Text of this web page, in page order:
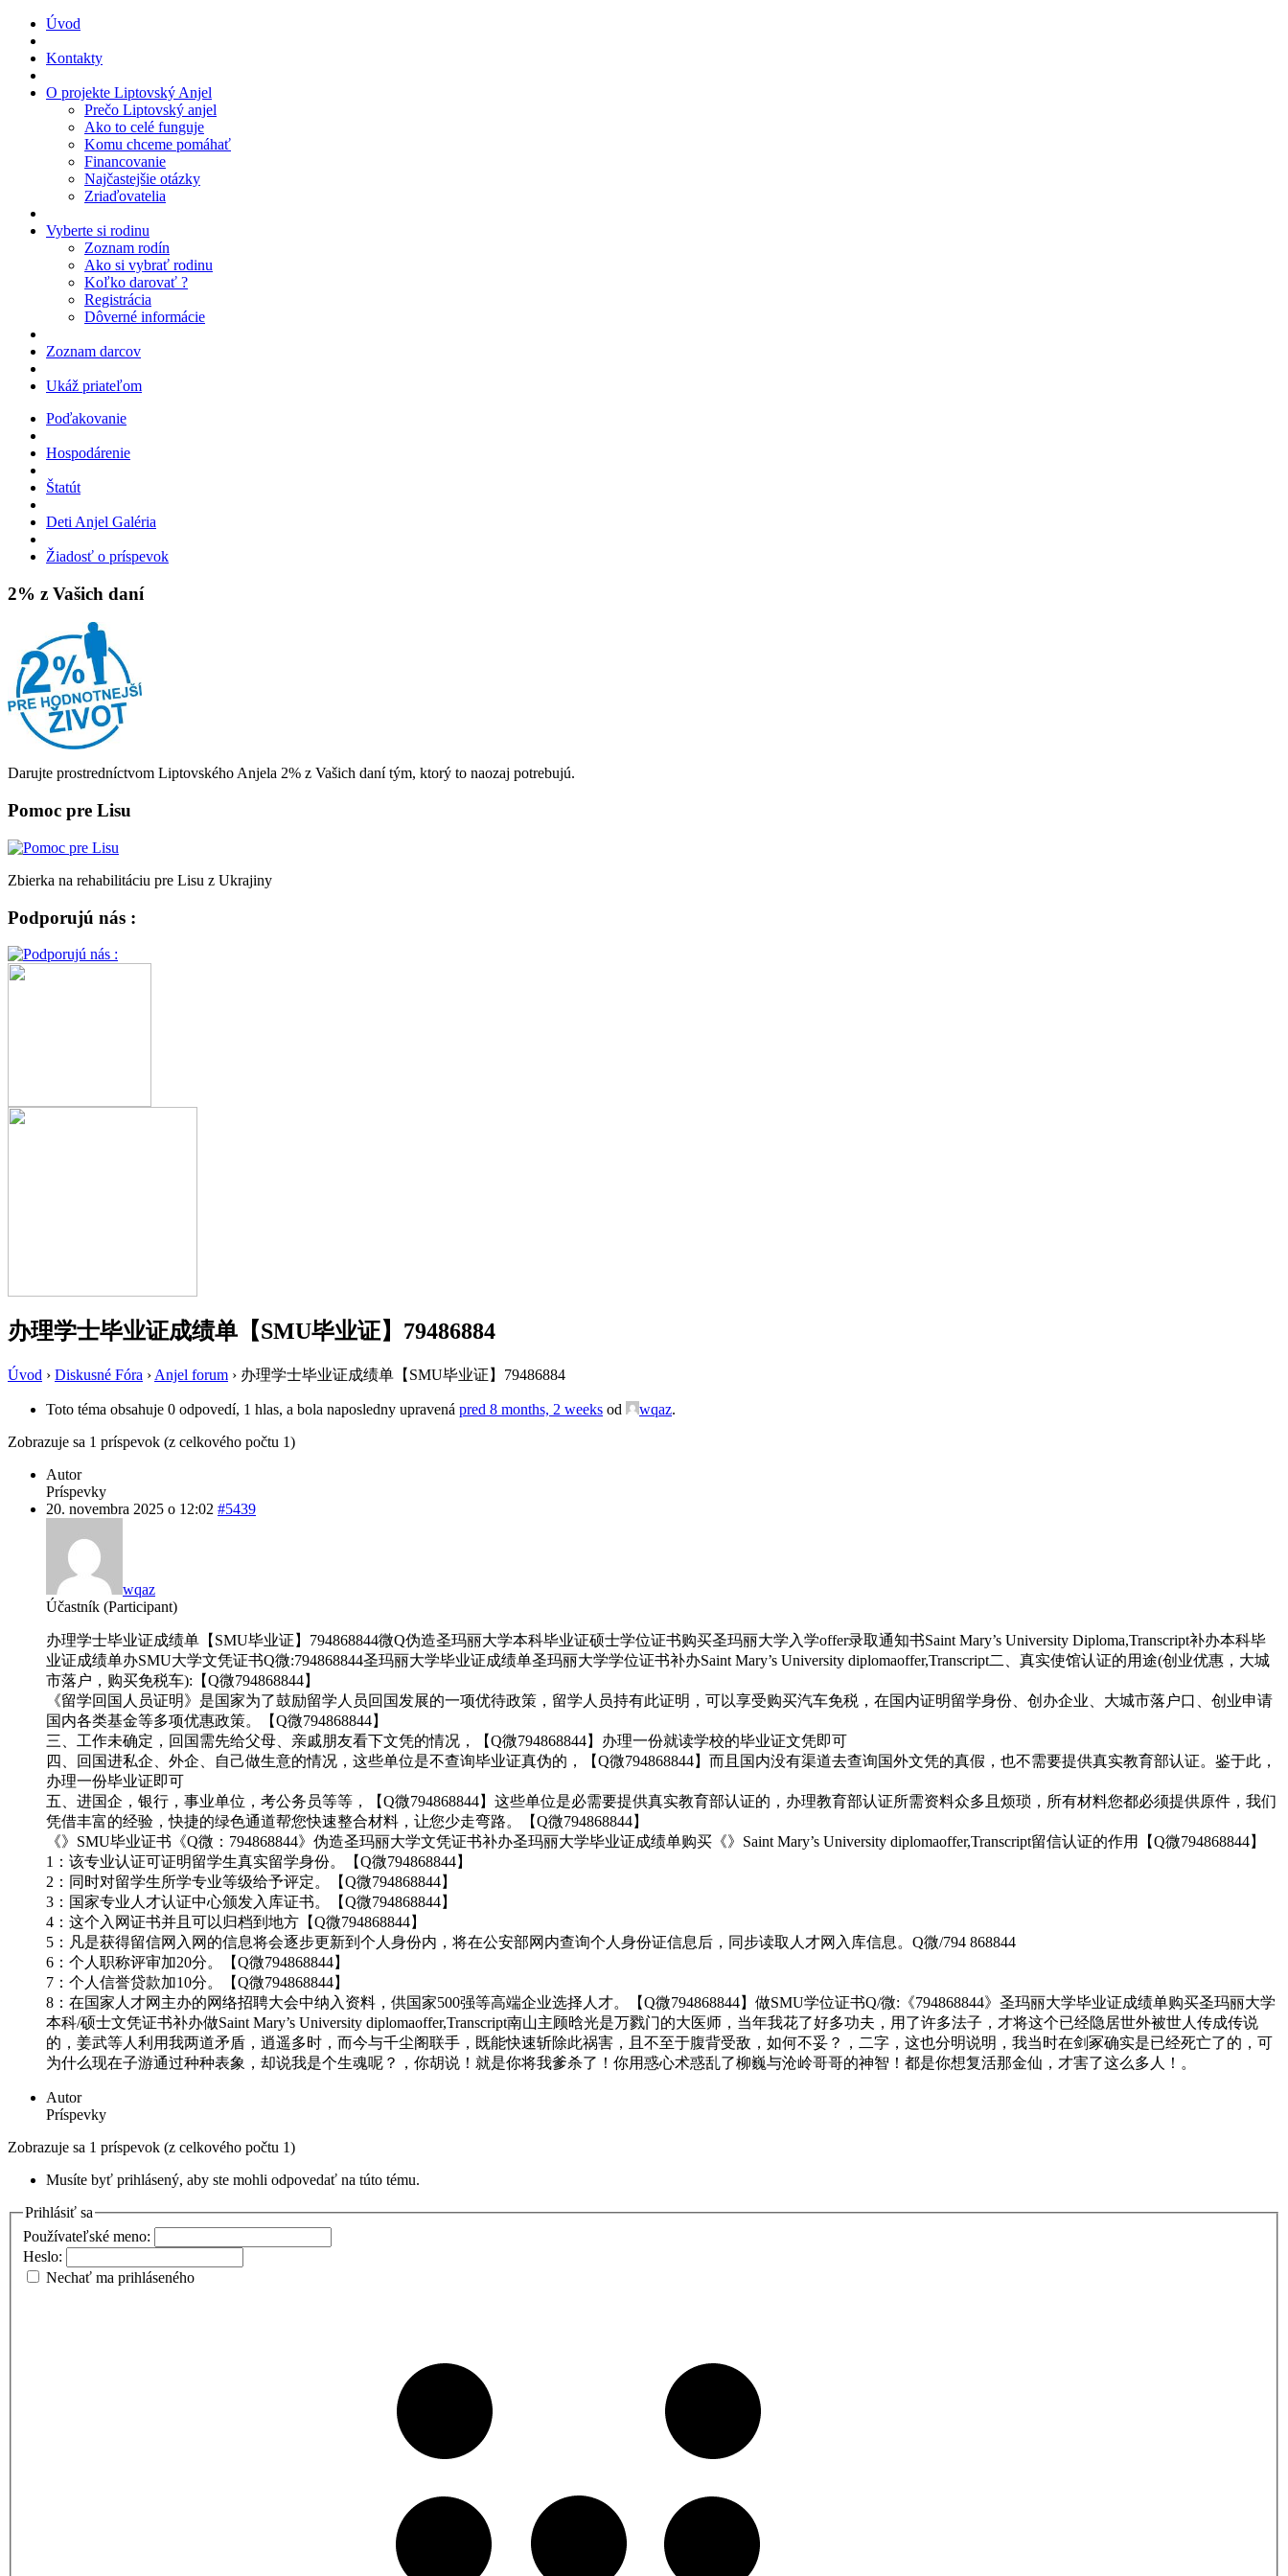
Úvod
Kontakty
O projekte Liptovský Anjel
Prečo Liptovský anjel
Ako to celé funguje
Komu chceme pomáhať
Financovanie
Najčastejšie otázky
Zriaďovatelia
Vyberte si rodinu
Zoznam rodín
Ako si vybrať rodinu
Koľko darovať ?
Registrácia
Dôverné informácie
Zoznam darcov
Ukáž priateľom
Poďakovanie
Hospodárenie
Štatút
Deti Anjel Galéria
Žiadosť o príspevok
2% z Vašich daní
Darujte prostredníctvom Liptovského Anjela 2% z Vašich daní tým, ktorý to naozaj potrebujú.
Pomoc pre Lisu
Zbierka na rehabilitáciu pre Lisu z Ukrajiny
Podporujú nás :
办理学士毕业证成绩单【SMU毕业证】79486884
Úvod › Diskusné Fóra › Anjel forum › 办理学士毕业证成绩单【SMU毕业证】79486884
Toto téma obsahuje 0 odpovedí, 1 hlas, a bola naposledny upravená pred 8 months, 2 weeks od wqaz.
Zobrazuje sa 1 príspevok (z celkového počtu 1)
Autor
Príspevky
20. novembra 2025 o 12:02 #5439
wqaz
Účastník (Participant)
办理学士毕业证成绩单【SMU毕业证】794868844微Q伪造圣玛丽大学本科毕业证硕士学位证书购买圣玛丽大学入学offer录取通知书Saint Mary’s University Diploma,Transcript补办本科毕
业证成绩单办SMU大学文凭证书Q微:794868844圣玛丽大学毕业证成绩单圣玛丽大学学位证书补办Saint Mary’s University diplomaoffer,Transcript二、真实使馆认证的用途(创业优惠，大城
市落户，购买免税车):【Q微794868844】
《留学回国人员证明》是国家为了鼓励留学人员回国发展的一项优待政策，留学人员持有此证明，可以享受购买汽车免税，在国内证明留学身份、创办企业、大城市落户口、创业申请
国内各类基金等多项优惠政策。【Q微794868844】
三、工作未确定，回国需先给父母、亲戚朋友看下文凭的情况，【Q微794868844】办理一份就读学校的毕业证文凭即可
四、回国进私企、外企、自己做生意的情况，这些单位是不查询毕业证真伪的，【Q微794868844】而且国内没有渠道去查询国外文凭的真假，也不需要提供真实教育部认证。鉴于此，
办理一份毕业证即可
五、进国企，银行，事业单位，考公务员等等，【Q微794868844】这些单位是必需要提供真实教育部认证的，办理教育部认证所需资料众多且烦琐，所有材料您都必须提供原件，我们
凭借丰富的经验，快捷的绿色通道帮您快速整合材料，让您少走弯路。【Q微794868844】
《》SMU毕业证书《Q微：794868844》伪造圣玛丽大学文凭证书补办圣玛丽大学毕业证成绩单购买《》Saint Mary’s University diplomaoffer,Transcript留信认证的作用【Q微794868844】
1：该专业认证可证明留学生真实留学身份。【Q微794868844】
2：同时对留学生所学专业等级给予评定。【Q微794868844】
3：国家专业人才认证中心颁发入库证书。【Q微794868844】
4：这个入网证书并且可以归档到地方【Q微794868844】
5：凡是获得留信网入网的信息将会逐步更新到个人身份内，将在公安部网内查询个人身份证信息后，同步读取人才网入库信息。Q微/794 868844
6：个人职称评审加20分。【Q微794868844】
7：个人信誉贷款加10分。【Q微794868844】
8：在国家人才网主办的网络招聘大会中纳入资料，供国家500强等高端企业选择人才。【Q微794868844】做SMU学位证书Q/微:《794868844》圣玛丽大学毕业证成绩单购买圣玛丽大学
本科/硕士文凭证书补办做Saint Mary’s University diplomaoffer,Transcript南山主顾晗光是万戮门的大医师，当年我花了好多功夫，用了许多法子，才将这个已经隐居世外被世人传成传说
的，姜武等人利用我两道矛盾，逍遥多时，而今与千尘阁联手，既能快速斩除此祸害，且不至于腹背受敌，如何不妥？，二字，这也分明说明，我当时在剑冢确实是已经死亡了的，可
为什么现在子游通过种种表象，却说我是个生魂呢？，你胡说！就是你将我爹杀了！你用惑心术惑乱了柳巍与沧岭哥哥的神智！都是你想复活那金仙，才害了这么多人！。
Autor
Príspevky
Zobrazuje sa 1 príspevok (z celkového počtu 1)
Musíte byť prihlásený, aby ste mohli odpovedať na túto tému.
Prihlásiť sa
Používateľské meno:
Heslo:
Nechať ma prihláseného